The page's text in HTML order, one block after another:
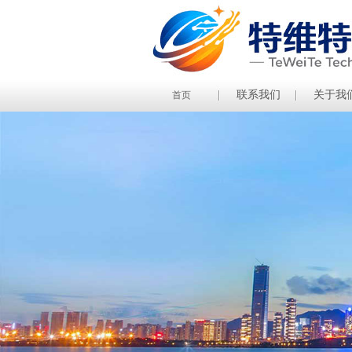
首页 联系我们 关于我